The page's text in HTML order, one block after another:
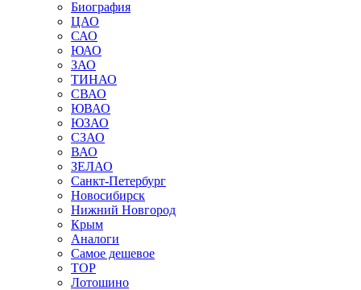
Биография
ЦАО
САО
ЮАО
ЗАО
ТИНАО
СВАО
ЮВАО
ЮЗАО
СЗАО
ВАО
ЗЕЛАО
Санкт-Петербург
Новосибирск
Нижний Новгород
Крым
Аналоги
Самое дешевое
TOP
Лотошино